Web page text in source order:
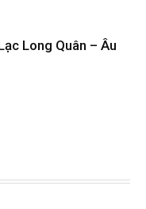
Long Quân – Âu